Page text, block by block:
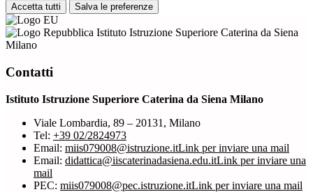
Accetta tutti Salva le preferenze
Istituto Istruzione Superiore Caterina da Siena
Milano
Contatti
Istituto Istruzione Superiore Caterina da Siena Milano
Viale Lombardia, 89 – 20131, Milano
Tel: +39 02/2824973
Email: miis079008@istruzione.itLink per inviare una mail
Email: didattica@iiscaterinadasiena.edu.itLink per inviare una
mail
PEC: miis079008@pec.istruzione.itLink per inviare una mail